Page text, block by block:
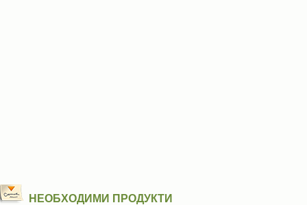
НЕОБХОДИМИ ПРОДУКТИ